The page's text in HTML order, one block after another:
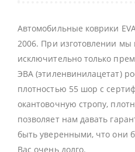
Автомобильные коврики
2006. При изготовлении мы
исключительно только
ЭВА (этиленвинилацетат)
плотностью 55 шор с
окантовочную стропу,
позволяет нам давать
быть уверенными, что они
Вас очень долго.